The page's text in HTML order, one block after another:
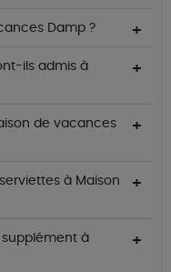
Damp ?
ils admis à
de vacances
à Maison
à